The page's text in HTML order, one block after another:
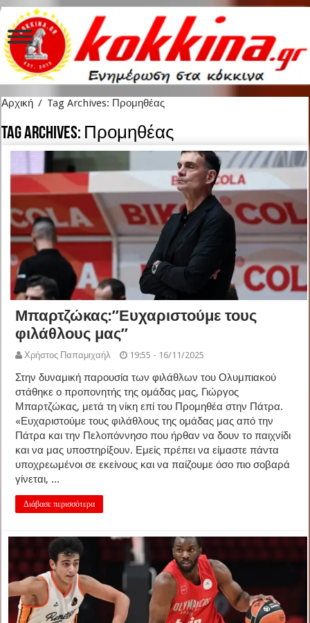
Αρχική / Tag Archives: Προμηθέας
Tag Archives: Προμηθέας
Μπαρτζώκας:”Ευχαριστούμε τους
φιλάθλους μας”
Χρήστος Παπαμιχαήλ 19:55 - 16/11/2025
Στην δυναμική παρουσία των φιλάθλων του Ολυμπιακού
στάθηκε ο προπονητής της ομάδας μας, Γιώργος
Μπαρτζώκας, μετά τη νίκη επί του Προμηθέα στην Πάτρα.
«Ευχαριστούμε τους φιλάθλους της ομάδας μας από την
Πάτρα και την Πελοπόννησο που ήρθαν να δουν το παιχνίδι
και να μας υποστηρίξουν. Εμείς πρέπει να είμαστε πάντα
υποχρεωμένοι σε εκείνους και να παίζουμε όσο πιο σοβαρά
γίνεται, ...
Διάβασε περισσότερα